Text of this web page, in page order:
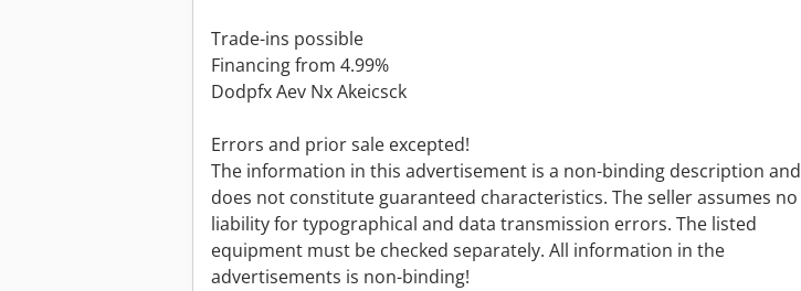
Trade-ins possible
Financing from 4.99%
Dodpfx Aev Nx Akeicsck
Errors and prior sale excepted!
The information in this advertisement is a non-binding description and
does not constitute guaranteed characteristics. The seller assumes no
liability for typographical and data transmission errors. The listed
equipment must be checked separately. All information in the
advertisements is non-binding!